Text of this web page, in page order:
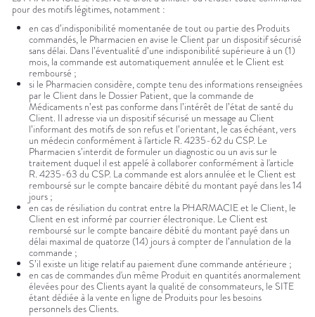
pour des motifs légitimes, notamment :
en cas d’indisponibilité momentanée de tout ou partie des Produits
commandés, le Pharmacien en avise le Client par un dispositif sécurisé
sans délai. Dans l’éventualité d’une indisponibilité supérieure à un (1)
mois, la commande est automatiquement annulée et le Client est
remboursé ;
si le Pharmacien considère, compte tenu des informations renseignées
par le Client dans le Dossier Patient, que la commande de
Médicaments n’est pas conforme dans l’intérêt de l’état de santé du
Client. Il adresse via un dispositif sécurisé un message au Client
l’informant des motifs de son refus et l’orientant, le cas échéant, vers
un médecin conformément à l'article R. 4235-62 du CSP. Le
Pharmacien s’interdit de formuler un diagnostic ou un avis sur le
traitement duquel il est appelé à collaborer conformément à l'article
R. 4235-63 du CSP. La commande est alors annulée et le Client est
remboursé sur le compte bancaire débité du montant payé dans les 14
jours ;
en cas de résiliation du contrat entre la PHARMACIE et le Client, le
Client en est informé par courrier électronique. Le Client est
remboursé sur le compte bancaire débité du montant payé dans un
délai maximal de quatorze (14) jours à compter de l’annulation de la
commande ;
S’il existe un litige relatif au paiement d'une commande antérieure ;
en cas de commandes d'un même Produit en quantités anormalement
élevées pour des Clients ayant la qualité de consommateurs, le SITE
étant dédiée à la vente en ligne de Produits pour les besoins
personnels des Clients.